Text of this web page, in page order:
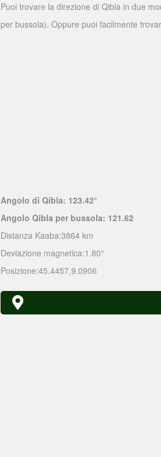
Puoi trovare la direzione di Qibla in due
per bussola). Oppure puoi facilmente
Angolo di Qibla: 123.42°
Angolo Qibla per bussola: 121.62
Distanza Kaaba:3864 km
Deviazione magnetica:1.80°
Posizione:45.4457,9.0906